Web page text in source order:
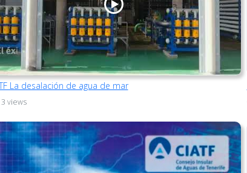
La desalación de agua de mar
views